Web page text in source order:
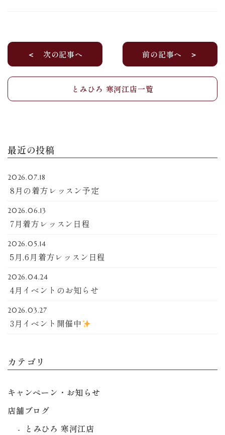
＜ 次の記事へ
とみひろ 寒河江店一覧
前の記事へ ＞
最近の投稿
2026.07.18
8月の着方レッスン予定
2026.06.13
7月着方レッスン日程
2026.05.14
5月,6月着方レッスン日程
2026.04.24
4月イベントのお知らせ
2026.03.27
3月イベント開催中
カテゴリ
キャンペーン・お知らせ
店舗ブログ
とみひろ 寒河江店